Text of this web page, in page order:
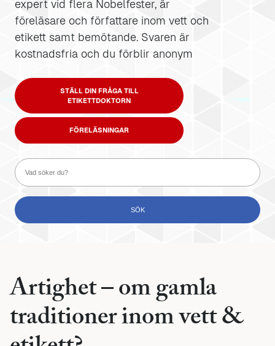
expert vid flera Nobelfester, är
föreläsare och författare inom vett och
etikett samt bemötande. Svaren är
kostnadsfria och du förblir anonym
STÄLL DIN FRÅGA TILL
ETIKETTDOKTORN
FÖRELÄSNINGAR
Artighet – om gamla
traditioner inom vett &